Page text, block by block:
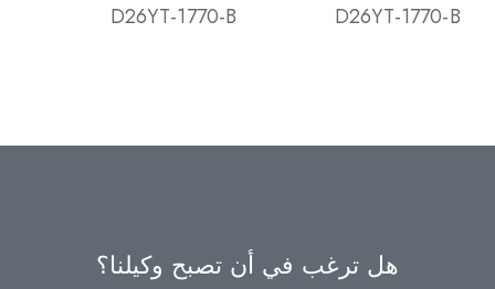
D26YT-1770-B
D26YT-1770-B
هل ترغب في أن تصبح وكيلنا؟